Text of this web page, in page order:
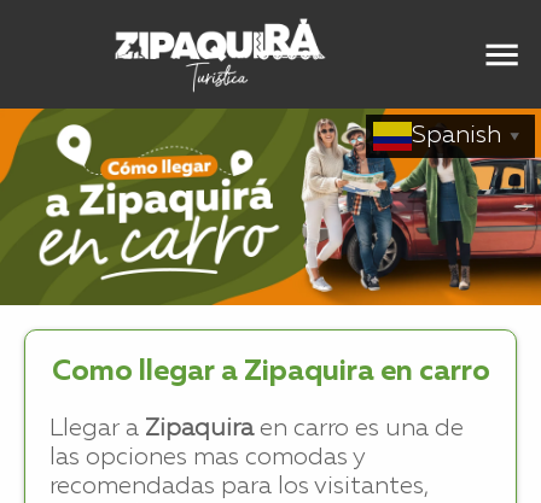
Spanish ▼
Como llegar a Zipaquira en carro
Llegar a Zipaquiraen carro es una de
las opciones mas comodas y
recomendadas para los visitantes,